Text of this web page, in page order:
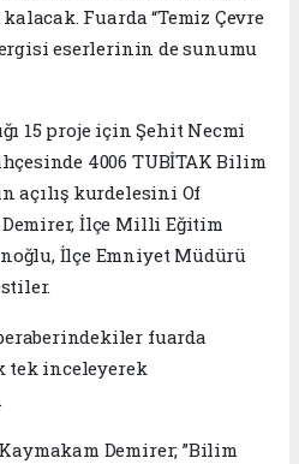
Fuarda “Temiz Çevre
eserlerinin de sunumu
15 proje için Şehit Necmi
4006 TUBİTAK Bilim
açılış kurdelesini Of
İlçe Milli Eğitim
İlçe Emniyet Müdürü
fuarda
tek inceleyerek
Demirer; ”Bilim